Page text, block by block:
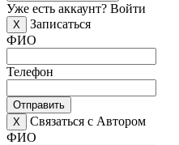
Уже есть аккаунт? Войти
X
Записаться
ФИО
Телефон
Отправить
X
Связаться с Автором
ФИО